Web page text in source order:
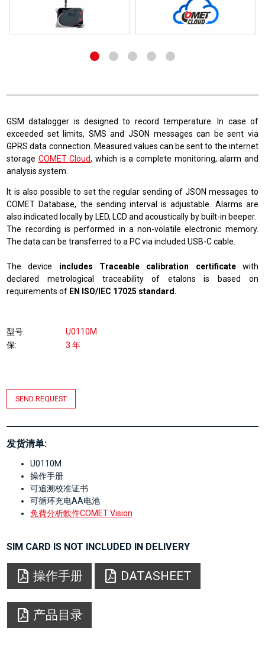
GSM datalogger is designed to record temperature. In case of
exceeded set limits, SMS and JSON messages can be sent via
GPRS data connection. Measured values can be sent to the internet
storage COMET Cloud, which is a complete monitoring, alarm and
analysis system
It is also possible to set the regular sending of JSON messages to
COMET Database, the sending interval is adjustable. Alarms are
also indicated locally by LED, LCD and acoustically by built-in beeper.
The recording is performed in a non-volatile electronic memory.
The data can be transferred to a PC via included USB-C cable.
The device includes Traceable calibration certificatewith
declared metrological traceability of etalons is based on
requirements of EN ISO/IEC 17025 standard.
型号
U0110M
保
3 年
SEND REQUEST
发货清单:
U0110M
操作手册
可追溯校准证书
可循环充电AA电池
免費分析軟件COMET Vision
SIM CARD IS NOT INCLUDED IN DELIVERY
操作手册 DATASHEET
产品目录